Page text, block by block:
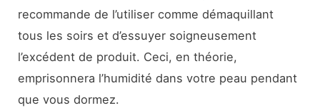
recommande de l’utiliser comme démaquillant
tous les soirs et d’essuyer soigneusement
l’excédent de produit. Ceci, en théorie,
emprisonnera l’humidité dans votre peau pendant
que vous dormez.